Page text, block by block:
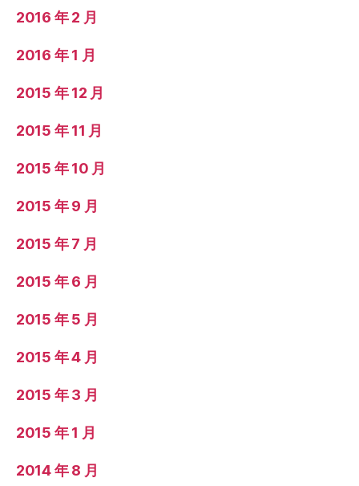
2016 年 2 月
2016 年 1 月
2015 年 12 月
2015 年 11 月
2015 年 10 月
2015 年 9 月
2015 年 7 月
2015 年 6 月
2015 年 5 月
2015 年 4 月
2015 年 3 月
2015 年 1 月
2014 年 8 月